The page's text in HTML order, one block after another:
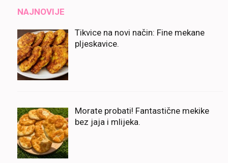
NAJNOVIJE
Tikvice na novi način: Fine mekane
pljeskavice.
Morate probati! Fantastične mekike
bez jaja i mlijeka.